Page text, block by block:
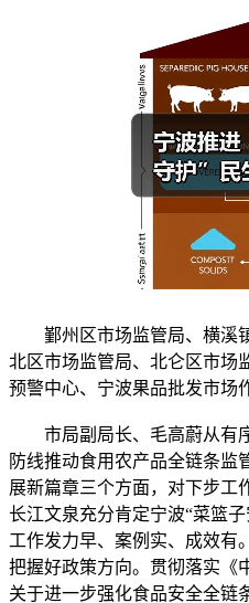
鄞州区市场监管局、横溪
北区市场监管局、北仑区市场
预警中心、宁波果品批发市场
市局副局长、毛高蔚从有
防线推动食用农产品全链条监
展新篇章三个方面，对下步工
长江文泉充分肯定宁波“菜篮
工作发力早、案例实、成效有
把握好政策方向。贯彻落实《
关于进一步强化食品安全全链